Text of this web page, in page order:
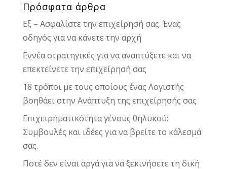
Πρόσφατα άρθρα
Εξ – Ασφαλίστε την επιχείρησή σας. Ένας
οδηγός για να κάνετε την αρχή
Εννέα στρατηγικές για να αναπτύξετε και να
επεκτείνετε την επιχείρησή σας
18 τρόποι με τους οποίους ένας Λογιστής
βοηθάει στην Ανάπτυξη της επιχείρησής σας
Επιχειρηματικότητα γένους θηλυκού:
Συμβουλές και ιδέες για να βρείτε το κάλεσμά
σας.
Ποτέ δεν είναι αργά για να ξεκινήσετε τη δική